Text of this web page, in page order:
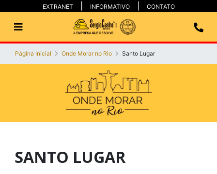
EXTRANET INFORMATIVO CONTATO
Página Inicial Onde Morar no Rio Santo Lugar
SANTO LUGAR